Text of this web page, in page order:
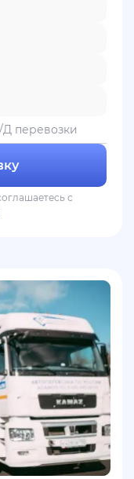
перевозки
с